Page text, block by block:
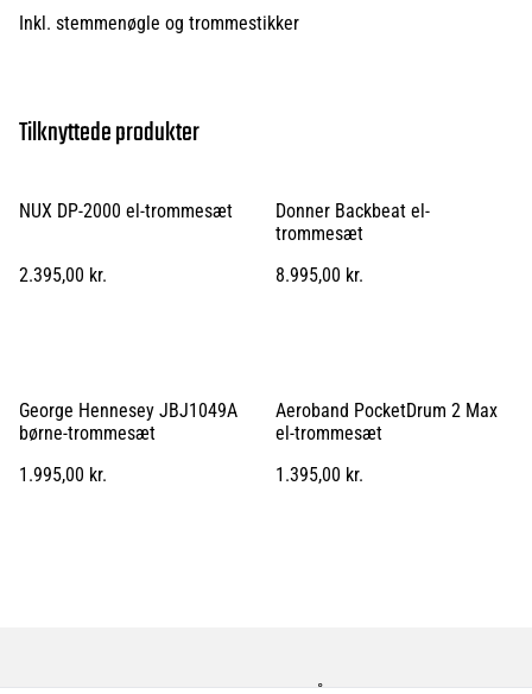
Inkl. stemmenøgle og trommestikker
Tilknyttede produkter
NUX DP-2000 el-trommesæt
2.395,00 kr.
Donner Backbeat el-
trommesæt
8.995,00 kr.
George Hennesey JBJ1049A
børne-trommesæt
1.995,00 kr.
Aeroband PocketDrum 2 Max
el-trommesæt
1.395,00 kr.